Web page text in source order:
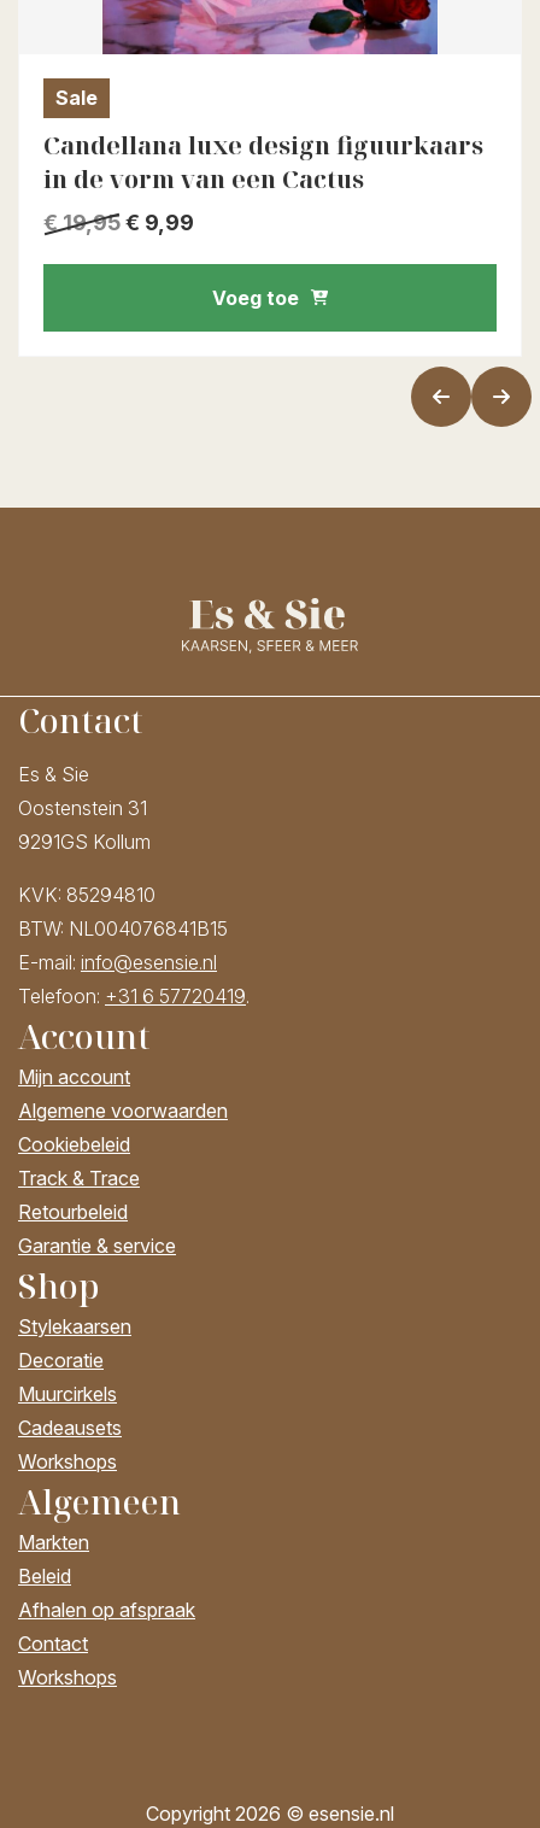
Sale
Candellana luxe design figuurkaars
in de vorm van een Cactus
€19,95€ 9,99
Voeg toe
Contact
Es & Sie
Oostenstein 31
9291GS Kollum
KVK: 85294810
BTW: NL004076841B15
E-mail: info@esensie.nl
Telefoon: +31 6 57720419.
Account
Mijn account
Algemene voorwaarden
Cookiebeleid
Track & Trace
Retourbeleid
Garantie & service
Shop
Stylekaarsen
Decoratie
Muurcirkels
Cadeausets
Workshops
Algemeen
Markten
Beleid
Afhalen op afspraak
Contact
Workshops
Copyright 2026 © esensie.nl